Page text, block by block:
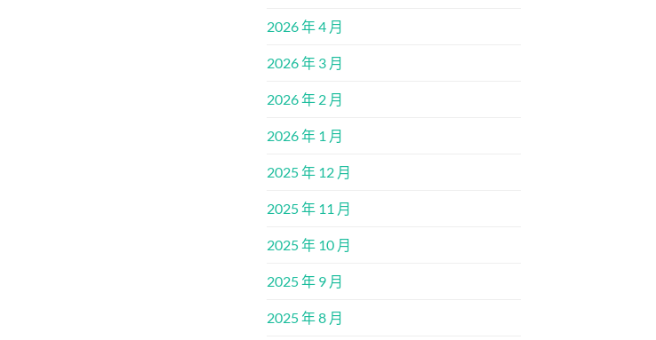
2026 年 4 月
2026 年 3 月
2026 年 2 月
2026 年 1 月
2025 年 12 月
2025 年 11 月
2025 年 10 月
2025 年 9 月
2025 年 8 月